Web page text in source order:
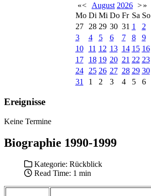
«< August 2026 >»
Mo Di Mi Do Fr Sa So
27
28 29 30 31 1
2
3
4 5 6 7 8
9
10
11 12 13 14 15 16
17
18 19 20 21 22 23
24
25 26 27 28 29 30
31
1 2 3 4 5 6
Ereignisse
Keine Termine
Biographie 1990-1999
Kategorie: Rückblick
Read Time: 1 min